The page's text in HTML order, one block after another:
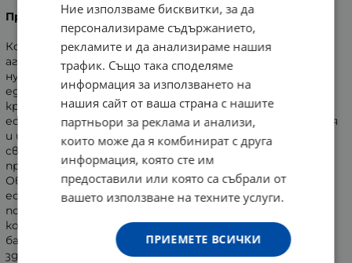
Предназначение:
Кожата на лицето е непрекъснато изложена на
агресивното вредно външно влияние. Затова се
нуждае от специална защита със своето рН 5,5
еднакво с това на здравата кожа. Овлажняващият
крем за чувствителна кожа стабилизира нейният
естествен защитен слой, предпазващ от възпаления
и инфекции, богат на витамин Е. Той неутрализира
свободните радикали, които предизвикват
преждевременното стареене на кожата.
Овлажняващият комплекс отговарящ на
естествения овлажняващ фактор на нашата кожа
повишава еластичността на клетките и прави
кожата мека и гладка. Бързо се абсорбира; водният
баланс на кожата се възстановява и поддържа
здравето и красотата на вашата кожа.
Ние използваме бисквитки, за да
персонализираме съдържанието,
рекламите и да анализираме нашия
трафик. Също така споделяме
информация за използването на
нашия сайт от ваша страна с нашите
партньори за реклама и анализи,
които може да я комбинират с друга
информация, която сте им
предоставили или която са събрали от
вашето използване на техните услуги.
ПРИЕМЕТЕ ВСИЧКИ